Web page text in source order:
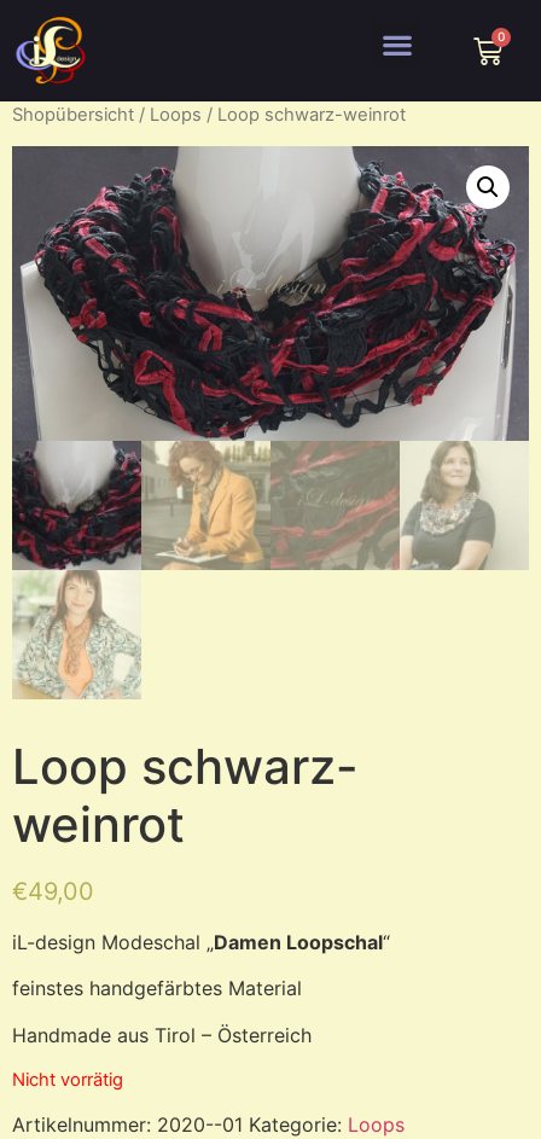
Shopübersicht / Loops / Loop schwarz-weinrot
Loop schwarz-
weinrot
€49,00
iL-design Modeschal „Damen Loopschal“
feinstes handgefärbtes Material
Handmade aus Tirol – Österreich
Nicht vorrätig
Artikelnummer: 2020--01 Kategorie: Loops